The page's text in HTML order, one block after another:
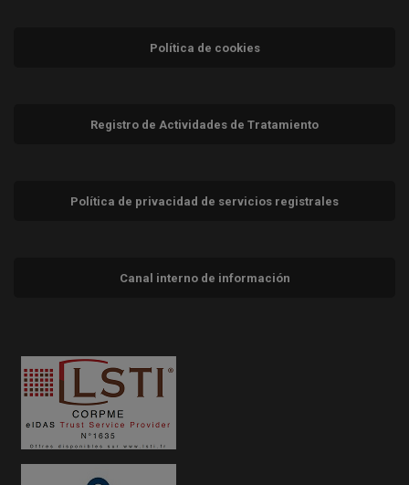
Política de cookies
Registro de Actividades de Tratamiento
Política de privacidad de servicios registrales
Canal interno de información